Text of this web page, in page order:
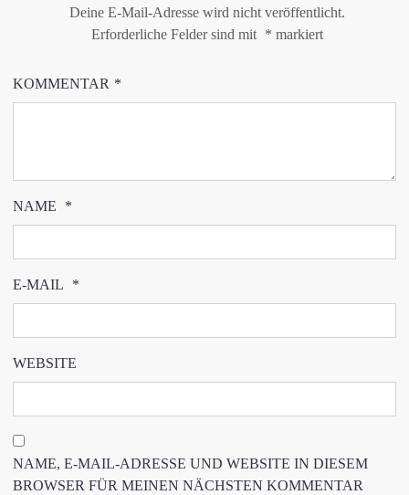
Deine E-Mail-Adresse wird nicht veröffentlicht.
Erforderliche Felder sind mit * markiert
KOMMENTAR *
NAME *
E-MAIL *
WEBSITE
NAME, E-MAIL-ADRESSE UND WEBSITE IN DIESEM
BROWSER FÜR MEINEN NÄCHSTEN KOMMENTAR